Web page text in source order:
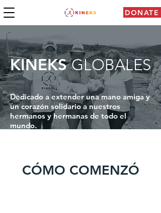
DONATE
KINEKSGLOBALES
Dedicado a extender una mano amiga y
un corazón solidario a nuestros
hermanos y hermanas de todo el
mundo.
CÓMO COMENZÓ